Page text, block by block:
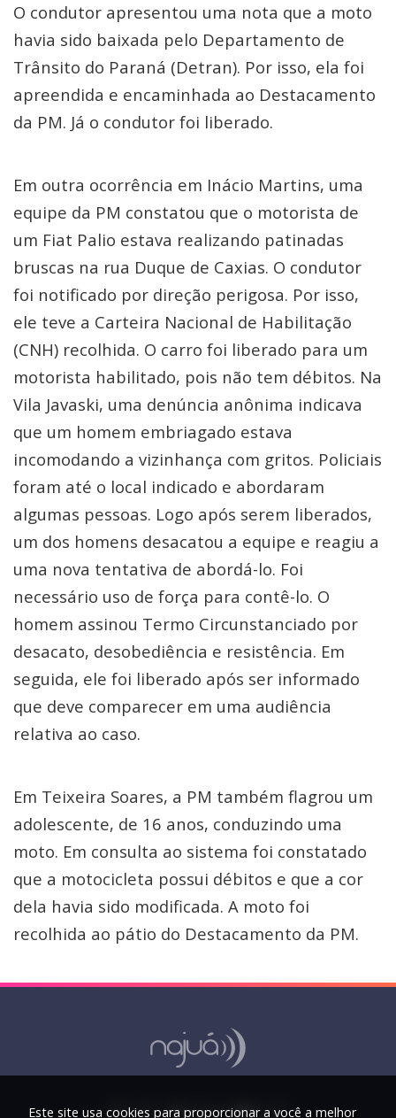
O condutor apresentou uma nota que a moto
havia sido baixada pelo Departamento de
Trânsito do Paraná (Detran). Por isso, ela foi
apreendida e encaminhada ao Destacamento
da PM. Já o condutor foi liberado.
Em outra ocorrência em Inácio Martins, uma
equipe da PM constatou que o motorista de
um Fiat Palio estava realizando patinadas
bruscas na rua Duque de Caxias. O condutor
foi notificado por direção perigosa. Por isso,
ele teve a Carteira Nacional de Habilitação
(CNH) recolhida. O carro foi liberado para um
motorista habilitado, pois não tem débitos. Na
Vila Javaski, uma denúncia anônima indicava
que um homem embriagado estava
incomodando a vizinhança com gritos. Policiais
foram até o local indicado e abordaram
algumas pessoas. Logo após serem liberados,
um dos homens desacatou a equipe e reagiu a
uma nova tentativa de abordá-lo. Foi
necessário uso de força para contê-lo. O
homem assinou Termo Circunstanciado por
desacato, desobediência e resistência. Em
seguida, ele foi liberado após ser informado
que deve comparecer em uma audiência
relativa ao caso.
Em Teixeira Soares, a PM também flagrou um
adolescente, de 16 anos, conduzindo uma
moto. Em consulta ao sistema foi constatado
que a motocicleta possui débitos e que a cor
dela havia sido modificada. A moto foi
recolhida ao pátio do Destacamento da PM.
Este site usa cookies para proporcionar a você a melhor